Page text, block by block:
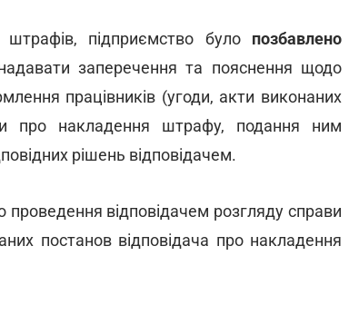
підприємство було позбавлено
заперечення та пояснення щодо
працівників (угоди, акти виконаних
про накладення штрафу, подання ним
рішень відповідачем.
відповідачем розгляду справи
постанов відповідача про накладення